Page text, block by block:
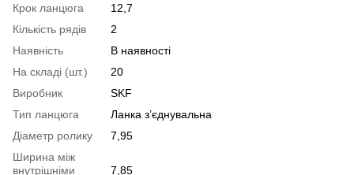
Крок ланцюга
12,7
Кількість рядів
2
Наявність
В наявності
На складі (шт.)
20
Виробник
SKF
Тип ланцюга
Ланка з’єднувальна
Діаметр ролику
7,95
Ширина між
внутрішніми
7,85